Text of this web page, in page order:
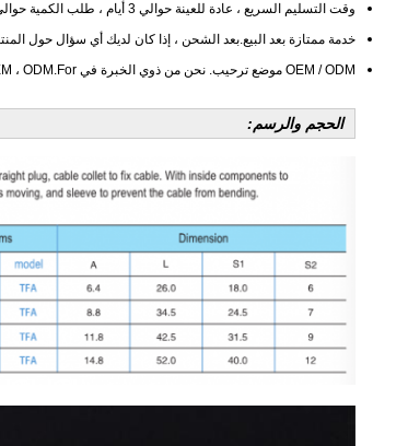
وقت التسليم السريع ، عادة للعينة حوالي 3 أيام ، طلب الكمية حوالي 30 يومًا.
خدمة ممتازة بعد البيع.بعد الشحن ، إذا كان لديك أي سؤال حول
OEM / ODM موضع ترحيب. نحن من ذوي الخبرة في OEM ، ODM.For أي طلب مخصص.لا تتردد في الاتصال بنا.
الحجم والرسم: